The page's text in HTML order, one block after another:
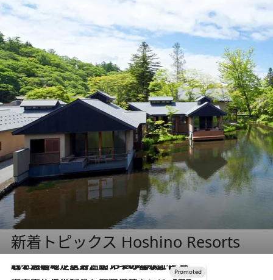
新着トピックス Hoshino Resorts
2026.8.7
【トンボの足水浴】ヒノキの香りに包まれて涼感マックス！約13℃の湧水かけ流しを避暑地「星野温泉 トンボの湯」で体験